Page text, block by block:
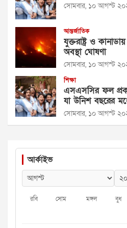
সোমবার, ১০ আগস্ট
আন্তর্জাতিক
যুক্তরাষ্ট্র ও
অবস্থা ঘোষণা
সোমবার, ১০ আগস্ট
শিক্ষা
এসএসসির ফল
যা উনিশ বছরের
সোমবার, ১০ আগস্ট
আর্কাইভ
রবি সোম মঙ্গল বুধ